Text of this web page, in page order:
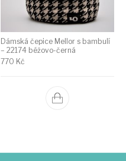
Dámská čepice Mellor s bambulí
– 22174 béžovo-černá
770 Kč